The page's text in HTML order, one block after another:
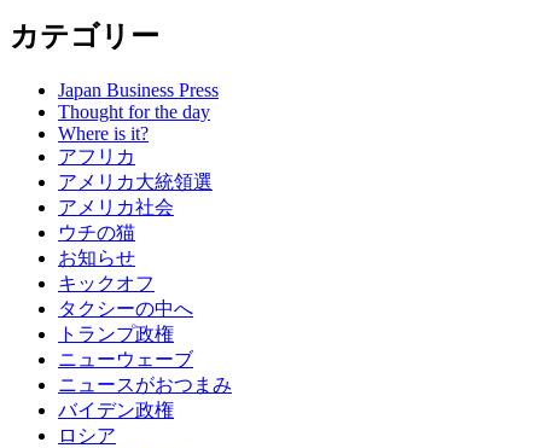
カテゴリー
Japan Business Press
Thought for the day
Where is it?
アフリカ
アメリカ大統領選
アメリカ社会
ウチの猫
お知らせ
キックオフ
タクシーの中へ
トランプ政権
ニューウェーブ
ニュースがおつまみ
バイデン政権
ロシア